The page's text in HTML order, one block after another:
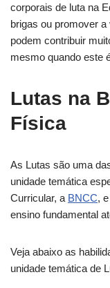
corporais de luta na
brigas ou promover
podem contribuir
mesmo quando este
Lutas na
Física
As Lutas são uma
unidade temática
Curricular, a BNCC,
ensino fundamental
Veja abaixo as
unidade temática de